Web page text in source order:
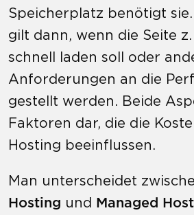
Speicherplatz benötigt
gilt dann, wenn die Seite
schnell laden soll oder
Anforderungen an die
gestellt werden. Beide
Faktoren dar, die die
Hosting beeinflussen.
Man unterscheidet
Hosting und Managed